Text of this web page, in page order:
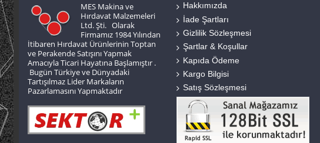
MES Makina ve
Hırdavat Malzemeleri
Ltd. Şti. Olarak
Firmamız 1984 Yılından
İtibaren Hırdavat Ürünlerinin Toptan
ve Perakende Satışını Yapmak
Amacıyla Ticari Hayatına Başlamıştır .
Bugün Türkiye ve Dünyadaki
Tartışılmaz Lider Markaların
Pazarlamasını Yapmaktadır
Hakkımızda
İade Şartları
Gizlilik Sözleşmesi
Şartlar & Koşullar
Kapıda Ödeme
Kargo Bilgisi
Satış Sözleşmesi